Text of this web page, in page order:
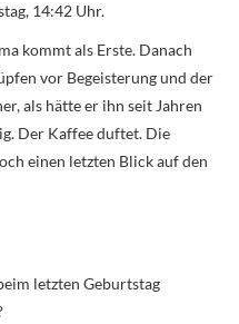
14:42 Uhr.
kommt als Erste. Danach
vor Begeisterung und der
als hätte er ihn seit Jahren
Der Kaffee duftet. Die
einen letzten Blick auf den
letzten Geburtstag